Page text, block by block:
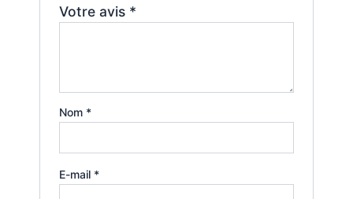
Votre avis *
Nom *
E-mail *